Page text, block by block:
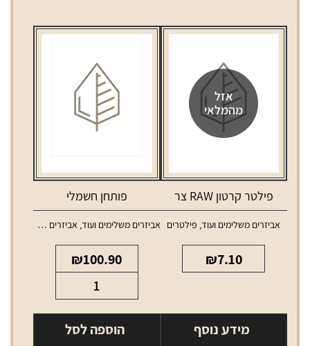
אזל
מהמלאי
פילטר קרטון RAW צר
אביזרים משלימים ועוד, פילטרים
₪7.10
מידע נוסף
פותחן חשמלי
אביזרים משלימים ועוד, אביזרים משלימים לאלכוהול
₪100.90
של
פותחן
חשמלי
הוספה לסל